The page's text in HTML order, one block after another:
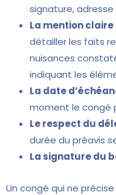
signature,
La mention
détailler les faits
nuisances
indiquant les
La date
moment le congé
Le respect du
durée du préavis
La signature du
Un congé qui ne